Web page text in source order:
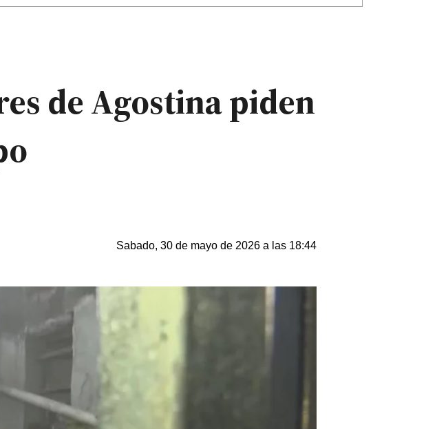
de Agostina piden
Sabado, 30 de mayo de 2026 a las 18:44